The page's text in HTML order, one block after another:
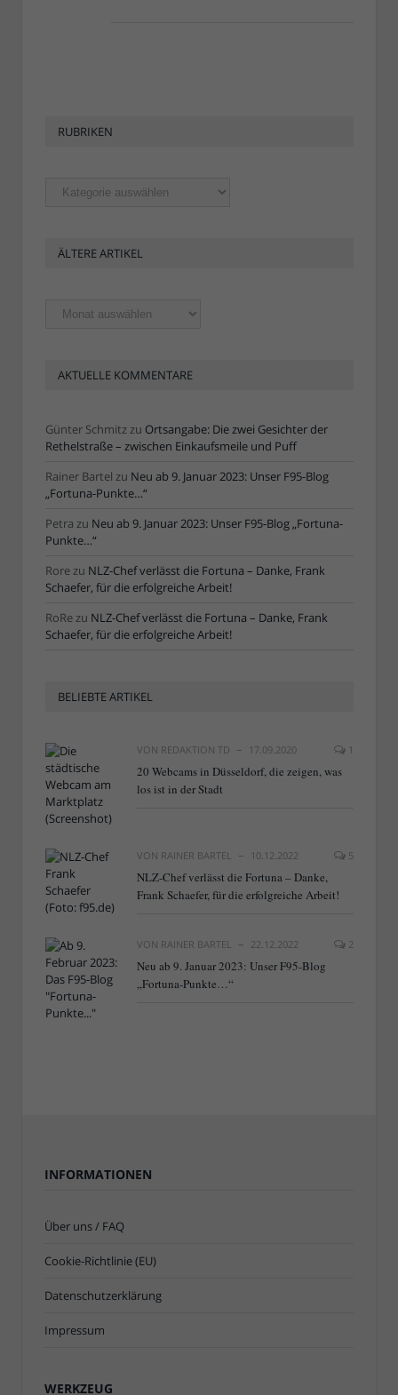
RUBRIKEN
Rubriken
ÄLTERE ARTIKEL
Ältere
Artikel
AKTUELLE KOMMENTARE
Günter Schmitz zu Ortsangabe: Die zwei Gesichter der
Rethelstraße – zwischen Einkaufsmeile und Puff
Rainer Bartel zu Neu ab 9. Januar 2023: Unser F95-Blog
„Fortuna-Punkte…“
Petra zu Neu ab 9. Januar 2023: Unser F95-Blog „Fortuna-
Punkte…“
Rore zu NLZ-Chef verlässt die Fortuna – Danke, Frank
Schaefer, für die erfolgreiche Arbeit!
RoRe zu NLZ-Chef verlässt die Fortuna – Danke, Frank
Schaefer, für die erfolgreiche Arbeit!
BELIEBTE ARTIKEL
VON REDAKTION TD 17.09.2020 1
20 Webcams in Düsseldorf, die zeigen, was
los ist in der Stadt
VON RAINER BARTEL 10.12.2022 5
NLZ-Chef verlässt die Fortuna – Danke,
Frank Schaefer, für die erfolgreiche Arbeit!
VON RAINER BARTEL 22.12.2022 2
Neu ab 9. Januar 2023: Unser F95-Blog
„Fortuna-Punkte…“
INFORMATIONEN
Über uns / FAQ
Cookie-Richtlinie (EU)
Datenschutzerklärung
Impressum
WERKZEUG